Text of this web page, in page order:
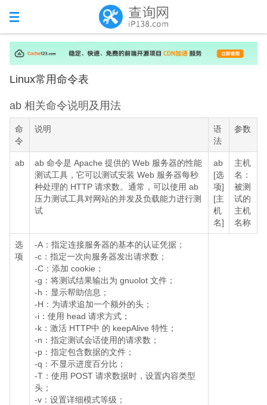
Linux常用命令表
ab 相关命令说明及用法
命
令
说明
语
法
参数
ab
ab 命令是 Apache 提供的 Web 服务器的性能
测试工具，它可以测试安装 Web 服务器每秒
种处理的 HTTP 请求数。通常，可以使用 ab
压力测试工具对网站的并发及负载能力进行测
试
ab
[选
项]
[主
机
名]
主机
名：
被测
试的
主机
名称
选
项
-A：指定连接服务器的基本的认证凭据；
-c：指定一次向服务器发出请求数；
-C：添加 cookie；
-g：将测试结果输出为 gnuolot 文件；
-h：显示帮助信息；
-H：为请求追加一个额外的头；
-i：使用 head 请求方式；
-k：激活 HTTP中 的 keepAlive 特性；
-n：指定测试会话使用的请求数；
-p：指定包含数据的文件；
-q：不显示进度百分比；
-T：使用 POST 请求数据时，设置内容类型
头；
-v：设置详细模式等级；